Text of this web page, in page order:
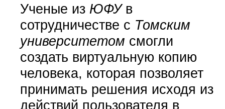
Ученые из ЮФУв
сотрудничестве с Томским
университетом смогли
создать виртуальную копию
человека, которая позволяет
принимать решения исходя из
действий пользователя в